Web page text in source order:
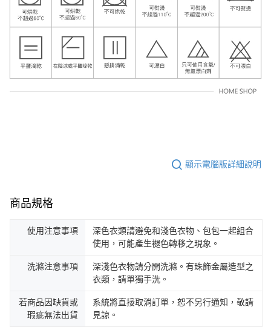
顯示電腦版詳細說明
商品規格
使用注意事項
深色衣類請避免和淺色衣物、包包一起組合
使用，可能產生褪色轉移之現象。
洗滌注意事項
深淺色衣物請分開洗滌。有珠飾金屬造型之
衣類，請單獨手洗。
若商品因缺貨或
瑕疵無法出貨
系統將直接取消訂單，恕不另行通知，敬請
見諒。